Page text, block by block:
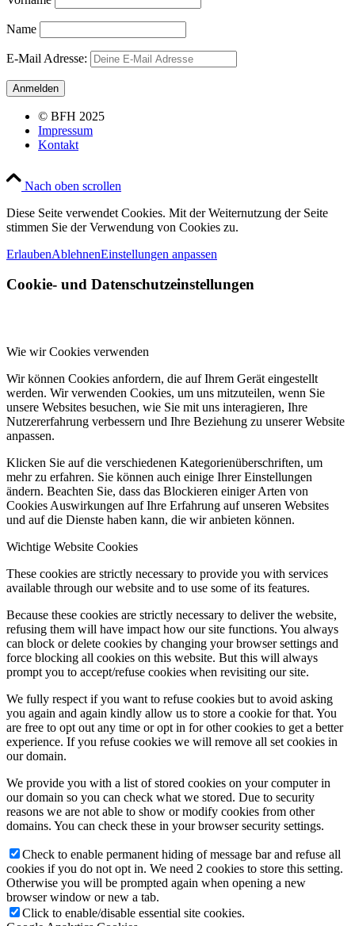
Name
E-Mail Adresse:
© BFH 2025
Impressum
Kontakt
Nach oben scrollen
Diese Seite verwendet Cookies. Mit der Weiternutzung der Seite
stimmen Sie der Verwendung von Cookies zu.
ErlaubenAblehnenEinstellungen anpassen
Cookie- und Datenschutzeinstellungen
Wie wir Cookies verwenden
Wir können Cookies anfordern, die auf Ihrem Gerät eingestellt
werden. Wir verwenden Cookies, um uns mitzuteilen, wenn Sie
unsere Websites besuchen, wie Sie mit uns interagieren, Ihre
Nutzererfahrung verbessern und Ihre Beziehung zu unserer Website
anpassen.
Klicken Sie auf die verschiedenen Kategorienüberschriften, um
mehr zu erfahren. Sie können auch einige Ihrer Einstellungen
ändern. Beachten Sie, dass das Blockieren einiger Arten von
Cookies Auswirkungen auf Ihre Erfahrung auf unseren Websites
und auf die Dienste haben kann, die wir anbieten können.
Wichtige Website Cookies
These cookies are strictly necessary to provide you with services
available through our website and to use some of its features.
Because these cookies are strictly necessary to deliver the website,
refusing them will have impact how our site functions. You always
can block or delete cookies by changing your browser settings and
force blocking all cookies on this website. But this will always
prompt you to accept/refuse cookies when revisiting our site.
We fully respect if you want to refuse cookies but to avoid asking
you again and again kindly allow us to store a cookie for that. You
are free to opt out any time or opt in for other cookies to get a better
experience. If you refuse cookies we will remove all set cookies in
our domain.
We provide you with a list of stored cookies on your computer in
our domain so you can check what we stored. Due to security
reasons we are not able to show or modify cookies from other
domains. You can check these in your browser security settings.
Check to enable permanent hiding of message bar and refuse all
cookies if you do not opt in. We need 2 cookies to store this setting.
Otherwise you will be prompted again when opening a new
browser window or new a tab.
Click to enable/disable essential site cookies.